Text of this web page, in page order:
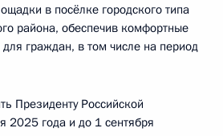
в посёлке городского типа
района, обеспечив комфортные
граждан, в том числе на период
Президенту Российской
года и до 1 сентября